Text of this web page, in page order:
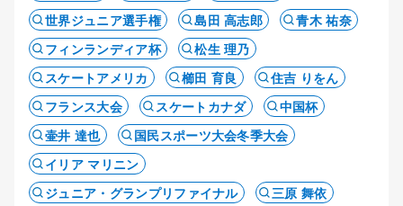
世界ジュニア選手権
島田 高志郎
青木 祐奈
フィンランディア杯
松生 理乃
スケートアメリカ
櫛田 育良
住吉 りをん
フランス大会
スケートカナダ
中国杯
壷井 達也
国民スポーツ大会冬季大会
イリア マリニン
ジュニア・グランプリファイナル
三原 舞依